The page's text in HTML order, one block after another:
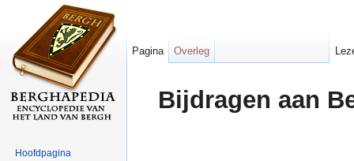
Bijdragen aan
Pagina Overleg
Hoofdpagina